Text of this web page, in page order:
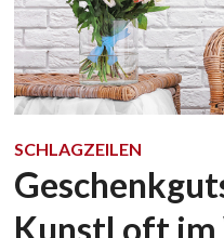
SCHLAGZEILEN
KunstLoft